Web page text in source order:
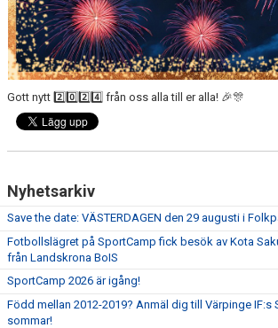
Gott nytt 2️⃣0️⃣2️⃣4️⃣ från oss alla till er alla! 🎉🎊
Nyhetsarkiv
Save the date: VÄSTERDAGEN den 29 augusti i
Fotbollslägret på SportCamp fick besök av Kota
från Landskrona BoIS
SportCamp 2026 är igång!
Född mellan 2012-2019? Anmäl dig till Värpinge IF:s
sommar!